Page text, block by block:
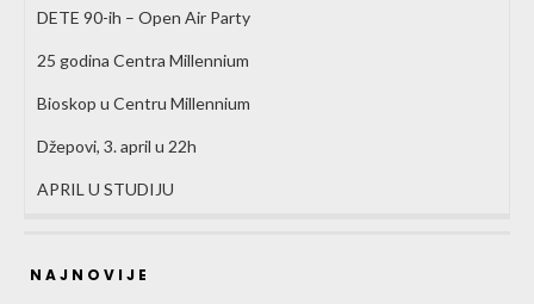
DETE 90-ih – Open Air Party
25 godina Centra Millennium
Bioskop u Centru Millennium
Džepovi, 3. april u 22h
APRIL U STUDIJU
NAJNOVIJE